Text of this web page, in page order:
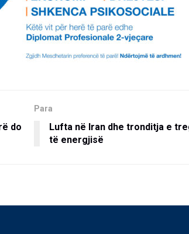
do
Para
Lufta në Iran dhe tronditja e
të energjisë